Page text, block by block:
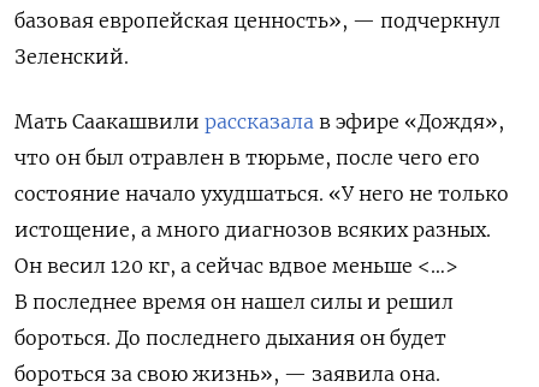
базовая европейская ценность», — подчеркнул
Зеленский.
Мать Саакашвили рассказала в эфире «Дождя»,
что он был отравлен в тюрьме, после чего его
состояние начало ухудшаться. «У него не только
истощение, а много диагнозов всяких разных.
Он весил 120 кг, а сейчас вдвое меньше <…>
В последнее время он нашел силы и решил
бороться. До последнего дыхания он будет
бороться за свою жизнь‎», — заявила она.